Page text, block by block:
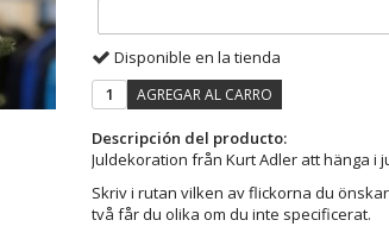
Disponible en la tienda
AGREGAR AL CARRO
Descripción del producto:
Juldekoration från Kurt Adler att hänga i
Skriv i rutan vilken av flickorna du
två får du olika om du inte specificerat.